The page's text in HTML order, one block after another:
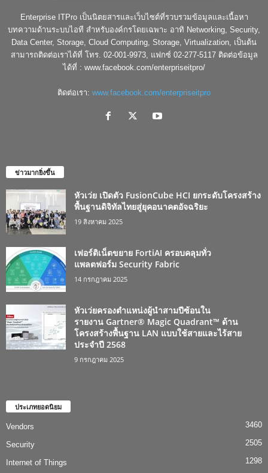
Enterprise ITPro เป็นนิตยสารและเว็บไซต์ที่รวบรวมข้อมูลและเนื้อหา
บทความด้านระบบไอที สำหรับองค์กรโดยเฉพาะ อาทิ Networking, Security,
Data Center, Storage, Cloud Computing, Storage, Virtualization, เป็นต้น
สามารถติดต่อเราได้ที่ โทร. 02-001-9973, แฟกซ์ 02-277-5117 ติดต่อข้อมูล
ได้ที่ : www.facebook.com/enterpriseitpro/
ติดต่อเรา: www.facebook.com/enterpriseitpro
ข่าวมากยิ่งขึ้น
หัวเว่ย เปิดตัว FusionCube HCI ยกระดับโครงสร้าง
พื้นฐานดิจิทัลไทยสู่ยุคอนาคตอัจฉริยะ
19 สิงหาคม 2025
เฟอร์ติเน็ตขยาย FortiAI ครอบคลุมทั่ว
แพลตฟอร์ม Security Fabric
14 กรกฎาคม 2025
หัวเว่ยครองตำแหน่งผู้นำสามปีซ้อนใน
รายงาน Gartner® Magic Quadrant™ ด้าน
โครงสร้างพื้นฐาน LAN แบบใช้สายและไร้สาย
ประจำปี 2568
9 กรกฎาคม 2025
ประเภทยอดนิยม
Vendors 3460
Security 2505
Internet of Things 1298